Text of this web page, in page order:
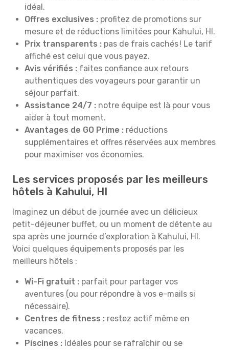
idéal.
Offres exclusives : profitez de promotions sur
mesure et de réductions limitées pour Kahului, HI.
Prix transparents : pas de frais cachés ! Le tarif
affiché est celui que vous payez.
Avis vérifiés : faites confiance aux retours
authentiques des voyageurs pour garantir un
séjour parfait.
Assistance 24/7 : notre équipe est là pour vous
aider à tout moment.
Avantages de GO Prime : réductions
supplémentaires et offres réservées aux membres
pour maximiser vos économies.
Les services proposés par les meilleurs
hôtels à Kahului, HI
Imaginez un début de journée avec un délicieux
petit-déjeuner buffet, ou un moment de détente au
spa après une journée d’exploration à Kahului, HI.
Voici quelques équipements proposés par les
meilleurs hôtels :
Wi-Fi gratuit : parfait pour partager vos
aventures (ou pour répondre à vos e-mails si
nécessaire).
Centres de fitness : restez actif même en
vacances.
Piscines : Idéales pour se rafraîchir ou se